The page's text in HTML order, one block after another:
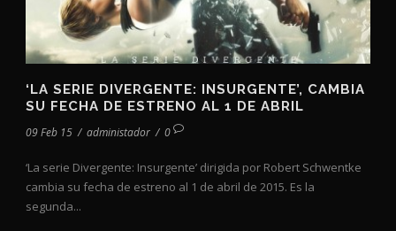
‘LA SERIE DIVERGENTE: INSURGENTE’, CAMBIA
SU FECHA DE ESTRENO AL 1 DE ABRIL
09 Feb 15 / administador / 0
‘La serie Divergente: Insurgente’ dirigida por Robert Schwentke
cambia su fecha de estreno al 1 de abril de 2015. Es la
segunda...